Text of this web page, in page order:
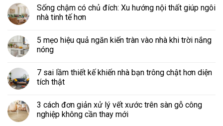
Sống chậm có chủ đích: Xu hướng nội thất giúp ngôi
nhà tinh tế hơn
5 mẹo hiệu quả ngăn kiến tràn vào nhà khi trời nắng
nóng
7 sai lầm thiết kế khiến nhà bạn trông chật hơn diện
tích thật
3 cách đơn giản xử lý vết xước trên sàn gỗ công
nghiệp không cần thay mới